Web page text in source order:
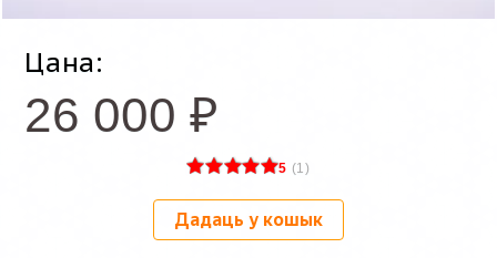
Цана:
26 000 ₽
5 (1)
Дадаць у кошык